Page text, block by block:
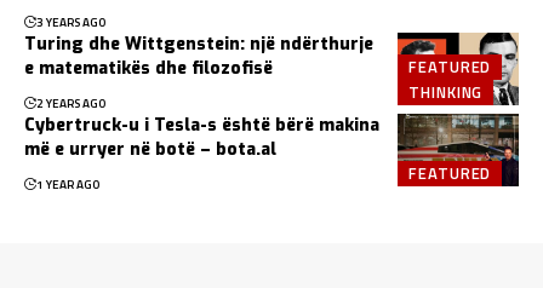
3 YEARS AGO
FEATURED
THINKING
Turing dhe Wittgenstein: një ndërthurje
e matematikës dhe filozofisë
2 YEARS AGO
FEATURED
Cybertruck-u i Tesla-s është bërë makina
më e urryer në botë – bota.al
1 YEAR AGO